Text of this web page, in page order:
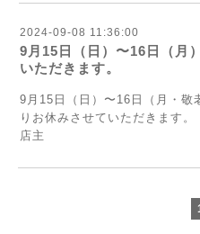
2024-09-08 11:36:00
9月15日（日）〜16日（月
いただきます。
9月15日（日）〜16日（月・敬
りお休みさせていただきます。
店主